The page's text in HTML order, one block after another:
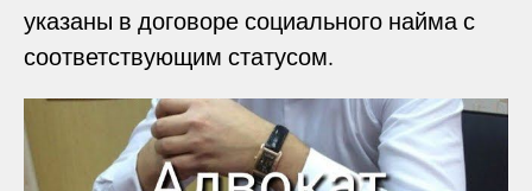
указаны в договоре социального найма с
соответствующим статусом.